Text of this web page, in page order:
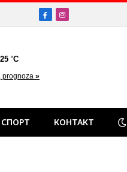
FacebookInstagram
СПОРТ КОНТАКТ